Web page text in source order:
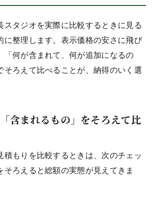
スタジオを実際に比較するときに見る
に整理します。表示価格の安さに飛び
「何が含まれて、何が追加になるの
そろえて比べることが、納得のいく選
含まれるもの」をそろえて比
積もりを比較するときは、次のチェッ
そろえると総額の実態が見えてきま